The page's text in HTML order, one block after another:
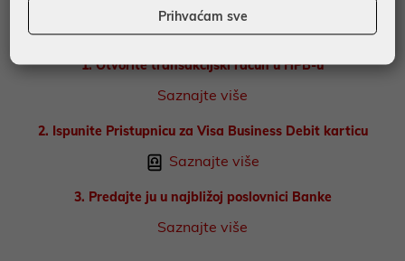
kartice
1. Otvorite transakcijski račun u HPB-u
Saznajte više
2. Ispunite Pristupnicu za Visa Business Debit karticu
Saznajte više
3. Predajte ju u najbližoj poslovnici Banke
Saznajte više
Prihvaćam sve